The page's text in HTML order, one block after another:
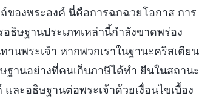
ของพระองค์ นี่คือการฉกฉวยโอกาส การ
ธิษฐานประเภทเหล่านี้กำลังขาดพร่อง
นพระเจ้า หากพวกเราในฐานะคริสเตียน
ฐานอย่างที่คนเก็บภาษีได้ทำ ยืนในสถานะ
ละอธิษฐานต่อพระเจ้าด้วยเงื่อนไขเบื้อง